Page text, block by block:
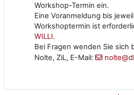
Workshop-Termin ein.
Eine Voranmeldung bis
Workshoptermin ist
WILLI.
Bei Fragen wenden Sie sich
Nolte, ZiL, E-Mail: